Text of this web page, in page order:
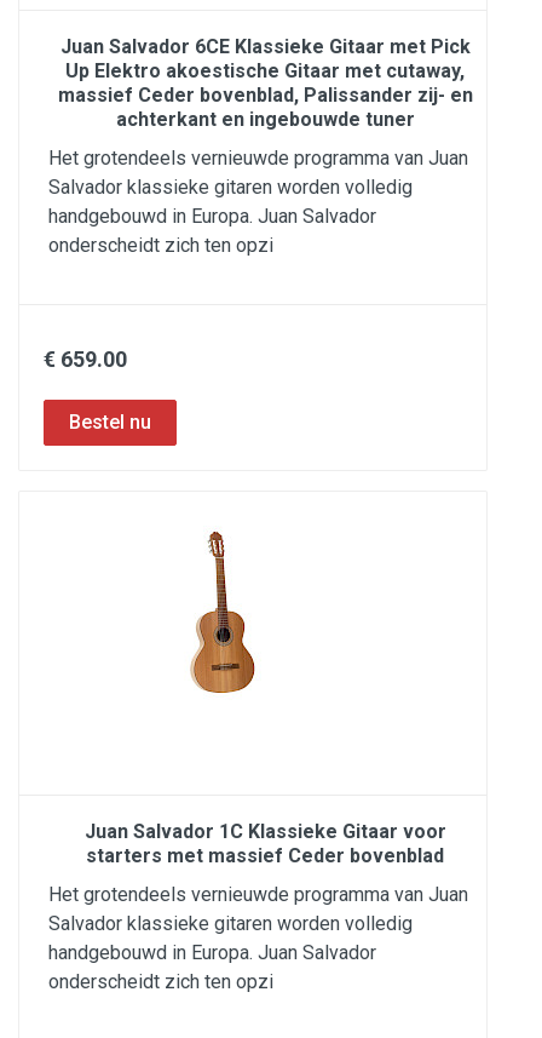
Juan Salvador 6CE Klassieke Gitaar met Pick
Up Elektro akoestische Gitaar met cutaway,
massief Ceder bovenblad, Palissander zij- en
achterkant en ingebouwde tuner
Het grotendeels vernieuwde programma van Juan
Salvador klassieke gitaren worden volledig
handgebouwd in Europa. Juan Salvador
onderscheidt zich ten opzi
€ 659.00
Juan Salvador 1C Klassieke Gitaar voor
starters met massief Ceder bovenblad
Het grotendeels vernieuwde programma van Juan
Salvador klassieke gitaren worden volledig
handgebouwd in Europa. Juan Salvador
onderscheidt zich ten opzi